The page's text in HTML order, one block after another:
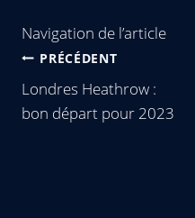
Navigation de l’article
PRÉCÉDENT
Londres Heathrow :
bon départ pour 2023